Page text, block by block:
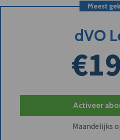
Meest
dVO
€19
Activeer
Maandelijks